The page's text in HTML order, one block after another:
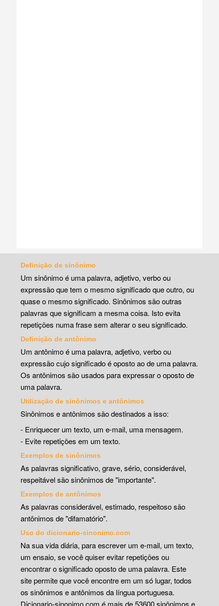
Definição de sinônimo
Um sinônimo é uma palavra, adjetivo, verbo ou
expressão que tem o mesmo significado que outro, ou
quase o mesmo significado. Sinônimos são outras
palavras que significam a mesma coisa. Isto evita
repetições numa frase sem alterar o seu significado.
Definição de antônimo
Um antônimo é uma palavra, adjetivo, verbo ou
expressão cujo significado é oposto ao de uma palavra.
Os antônimos são usados para expressar o oposto de
uma palavra.
Utilização de sinônimos e antônimos
Sinônimos e antônimos são destinados a isso:
- Enriquecer um texto, um e-mail, uma mensagem.
- Evite repetições em um texto.
Exemplos de sinônimos
As palavras significativo, grave, sério, considerável,
respeitável são sinônimos de "importante".
Exemplos de antônimos
As palavras considerável, estimado, respeitoso são
antônimos de "difamatório".
Uso do dicionario-sinonimo.com
Na sua vida diária, para escrever um e-mail, um texto,
um ensaio, se você quiser evitar repetições ou
encontrar o significado oposto de uma palavra. Este
site permite que você encontre em um só lugar, todos
os sinônimos e antônimos da língua portuguesa.
Dicionario-sinonimo.com é mais de 53600 sinônimos e